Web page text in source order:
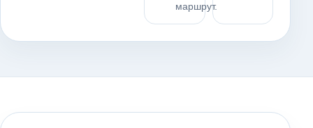
маршрут.